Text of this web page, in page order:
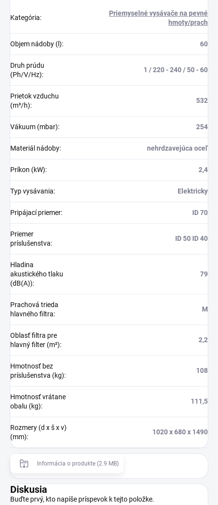
Kategória:
Priemyselné vysávače na pevné
hmoty/prach
Objem nádoby (l): 60
Druh prúdu
(Ph/V/Hz):
1 / 220 - 240 / 50 - 60
Prietok vzduchu
(m³/h):
532
Vákuum (mbar): 254
Materiál nádoby: nehrdzavejúca oceľ
Príkon (kW): 2,4
Typ vysávania: Elektricky
Pripájací priemer: ID 70
Priemer
príslušenstva:
ID 50 ID 40
Hladina
akustického tlaku
(dB(A)):
79
Prachová trieda
hlavného filtra:
M
Oblasť filtra pre
hlavný filter (m²):
2,2
Hmotnosť bez
príslušenstva (kg):
108
Hmotnosť vrátane
obalu (kg):
111,5
Rozmery (d x š x v)
(mm):
1020 x 680 x 1490
Informácia o produkte (2.9 MB)
Diskusia
Buďte prvý, kto napíše príspevok k tejto položke.